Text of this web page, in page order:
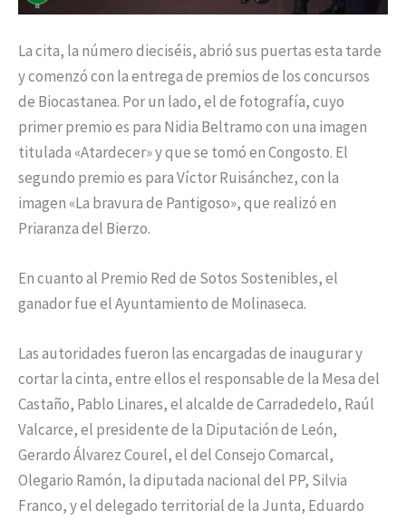
La cita, la número dieciséis, abrió sus puertas esta tarde
y comenzó con la entrega de premios de los concursos
de Biocastanea. Por un lado, el de fotografía, cuyo
primer premio es para Nidia Beltramo con una imagen
titulada «Atardecer» y que se tomó en Congosto. El
segundo premio es para Víctor Ruisánchez, con la
imagen «La bravura de Pantigoso», que realizó en
Priaranza del Bierzo.
En cuanto al Premio Red de Sotos Sostenibles, el
ganador fue el Ayuntamiento de Molinaseca.
Las autoridades fueron las encargadas de inaugurar y
cortar la cinta, entre ellos el responsable de la Mesa del
Castaño, Pablo Linares, el alcalde de Carradedelo, Raúl
Valcarce, el presidente de la Diputación de León,
Gerardo Álvarez Courel, el del Consejo Comarcal,
Olegario Ramón, la diputada nacional del PP, Silvia
Franco, y el delegado territorial de la Junta, Eduardo